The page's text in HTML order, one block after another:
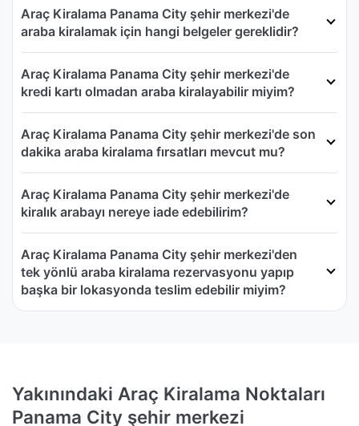
Araç Kiralama Panama City şehir merkezi'de
araba kiralamak için hangi belgeler gereklidir?
Araç Kiralama Panama City şehir merkezi'de
kredi kartı olmadan araba kiralayabilir miyim?
Araç Kiralama Panama City şehir merkezi'de son
dakika araba kiralama fırsatları mevcut mu?
Araç Kiralama Panama City şehir merkezi'de
kiralık arabayı nereye iade edebilirim?
Araç Kiralama Panama City şehir merkezi'den
tek yönlü araba kiralama rezervasyonu yapıp
başka bir lokasyonda teslim edebilir miyim?
Yakınındaki Araç Kiralama Noktaları
Panama City şehir merkezi